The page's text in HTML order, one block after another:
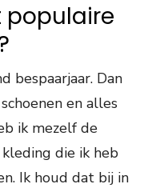
populaire
bespaarjaar. Dan
en alles
ik mezelf de
die ik heb
Ik houd dat bij in